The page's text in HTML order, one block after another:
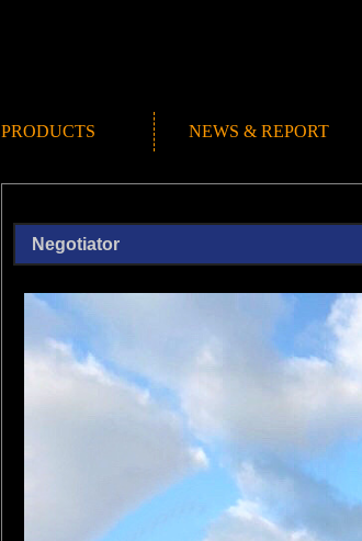
PRODUCTS NEWS & REPORT
Negotiator